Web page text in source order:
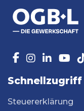
Schnellzugriff
Steuererklärung